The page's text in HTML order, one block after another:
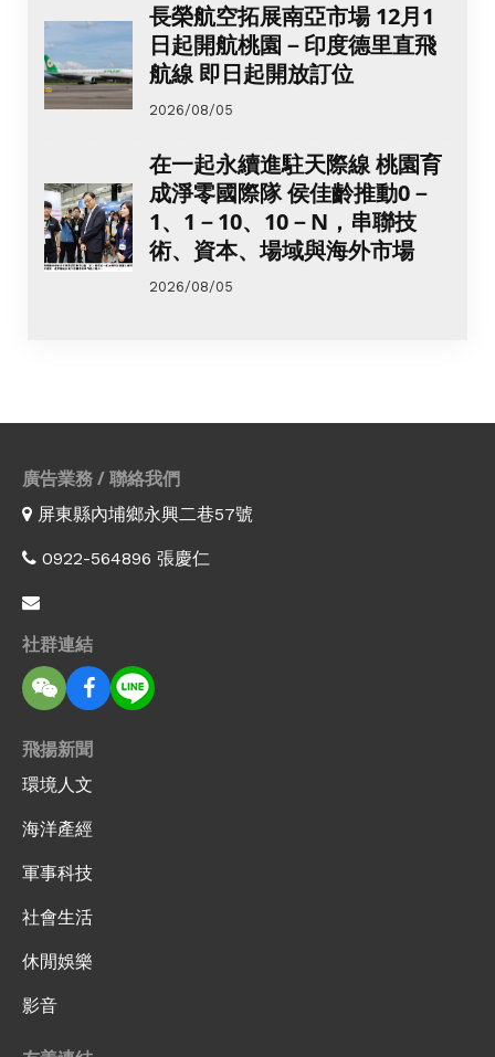
長榮航空拓展南亞市場 12月1
日起開航桃園－印度德里直飛
航線 即日起開放訂位
2026/08/05
在一起永續進駐天際線 桃園育
成淨零國際隊 侯佳齡推動0－
1、1－10、10－N，串聯技
術、資本、場域與海外市場
2026/08/05
廣告業務 / 聯絡我們
屏東縣內埔鄉永興二巷57號
0922-564896 張慶仁
社群連結
飛揚新聞
環境人文
海洋產經
軍事科技
社會生活
休閒娛樂
影音